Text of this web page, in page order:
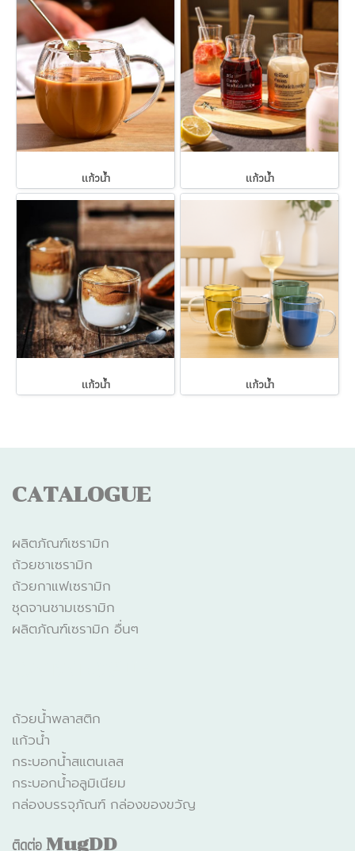
แก้วน้ำ แก้วน้ำ
แก้วน้ำ แก้วน้ำ
CATALOGUE
ผลิตภัณฑ์เซรามิก
ถ้วยชาเซรามิก
ถ้วยกาแฟเซรามิก
ชุดจานชามเซรามิก
ผลิตภัณฑ์เซรามิก อื่นๆ
ถ้วยน้ำพลาสติก
แก้วน้ำ
กระบอกน้ำสแตนเลส
กระบอกน้ำอลูมิเนียม
กล่องบรรจุภัณฑ์ กล่องของขวัญ
ติดต่อMugDD